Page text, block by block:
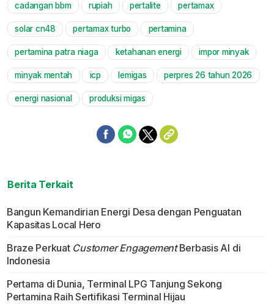
cadangan bbm rupiah pertalite pertamax
solar cn48 pertamax turbo pertamina
pertamina patra niaga ketahanan energi impor minyak
minyak mentah icp lemigas perpres 26 tahun 2026
energi nasional produksi migas
Berita Terkait
Bangun Kemandirian Energi Desa dengan Penguatan
Kapasitas Local Hero
Braze Perkuat Customer EngagementBerbasis AI di
Indonesia
Pertama di Dunia, Terminal LPG Tanjung Sekong
Pertamina Raih Sertifikasi Terminal Hijau